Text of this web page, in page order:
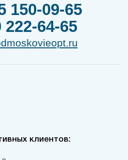
150-09-65
222-64-65
клиентов: